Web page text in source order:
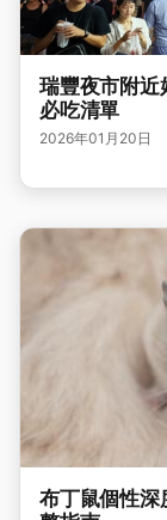
瑞豐夜市附近
必吃清單
2026年01月20日
布丁鼠個性深